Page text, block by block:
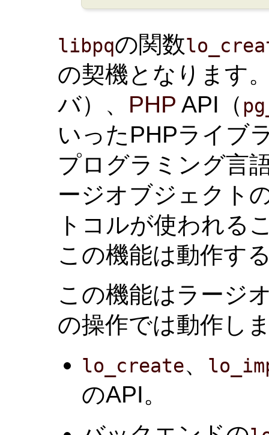
libpqの関数
の契機となります
バ）、 PHP API（
いったPHPライブ
プログラミング言
ージオブジェクト
トコルが使われる
この機能は動作す
この機能はラージ
の操作では動作し
lo_create、
のAPI。